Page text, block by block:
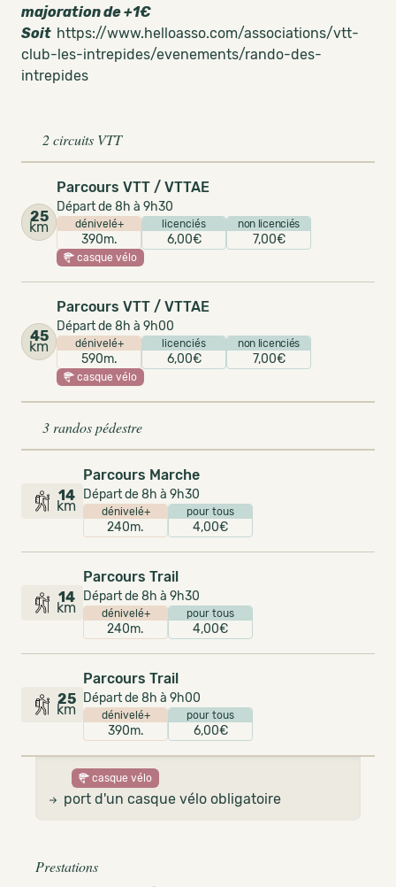
majoration de +1€
Soit https://www.helloasso.com/associations/vtt-
club-les-intrepides/evenements/rando-des-
intrepides
2 circuits VTT
25
km
Parcours VTT / VTTAE
Départ de 8h à 9h30
dénivelé+
390m.
licenciés
6,00€
non licenciés
7,00€
casque vélo
45
km
Parcours VTT / VTTAE
Départ de 8h à 9h00
dénivelé+
590m.
licenciés
6,00€
non licenciés
7,00€
casque vélo
3 randos pédestre
14
km
Parcours Marche
Départ de 8h à 9h30
dénivelé+
240m.
pour tous
4,00€
14
km
Parcours Trail
Départ de 8h à 9h30
dénivelé+
240m.
pour tous
4,00€
25
km
Parcours Trail
Départ de 8h à 9h00
dénivelé+
390m.
pour tous
6,00€
casque vélo
port d'un casque vélo obligatoire
Prestations